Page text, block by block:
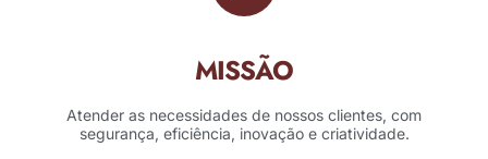
MISSÃO
Atender as necessidades de nossos clientes, com
segurança, eficiência, inovação e criatividade.